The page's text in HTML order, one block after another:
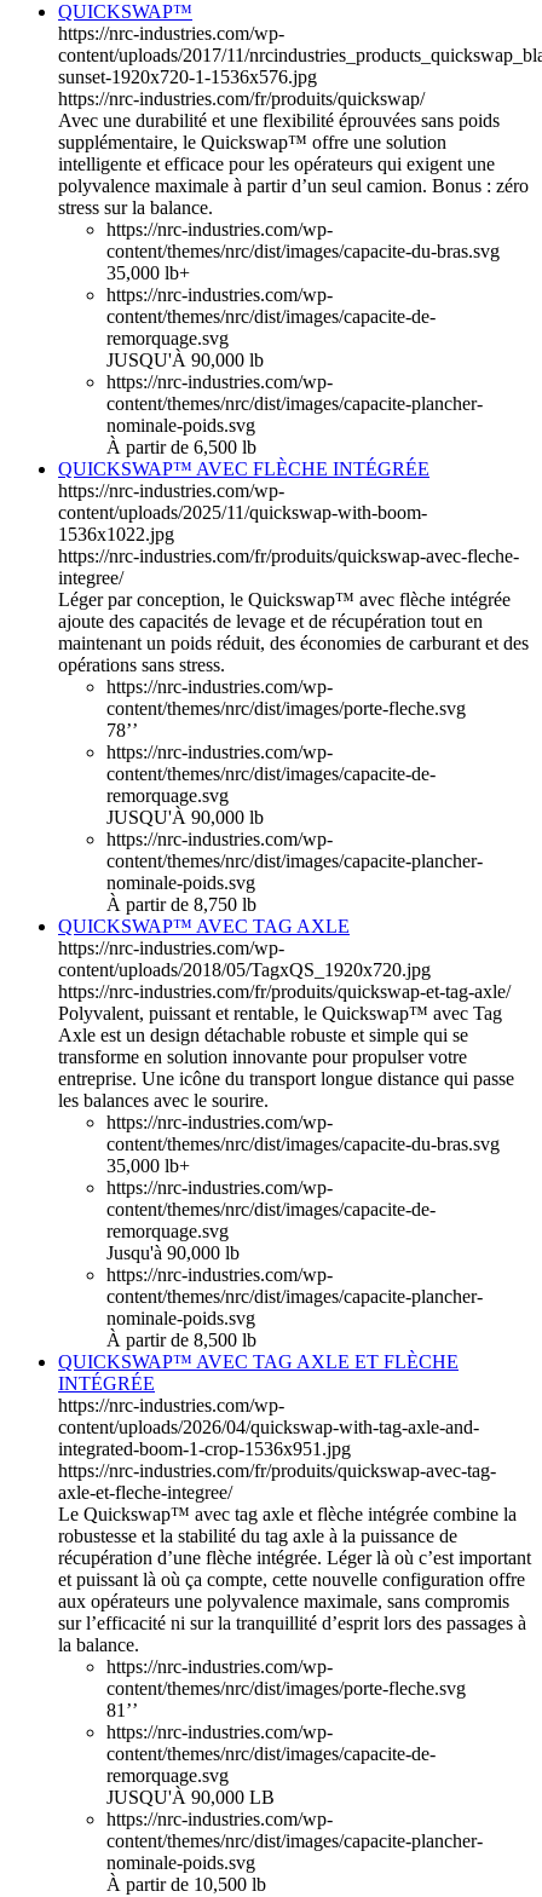
QUICKSWAP™
https://nrc-industries.com/wp-
content/uploads/2017/11/
sunset-1920x720-1-1536x576.jpg
https://nrc-industries.com/fr/produits/quickswap/
Avec une durabilité et une flexibilité éprouvées sans poids
supplémentaire, le Quickswap™ offre une solution
intelligente et efficace pour les opérateurs qui exigent une
polyvalence maximale à partir d’un seul camion. Bonus : zéro
stress sur la balance.
https://nrc-industries.com/wp-
content/themes/nrc/dist/images/capacite-du-bras.svg
35,000 lb+
https://nrc-industries.com/wp-
content/themes/nrc/dist/images/capacite-de-
remorquage.svg
JUSQU'À 90,000 lb
https://nrc-industries.com/wp-
content/themes/nrc/dist/images/capacite-plancher-
nominale-poids.svg
À partir de 6,500 lb
QUICKSWAP™ AVEC FLÈCHE INTÉGRÉE
https://nrc-industries.com/wp-
content/uploads/2025/11/quickswap-with-boom-
1536x1022.jpg
https://nrc-industries.com/fr/produits/quickswap-avec-fleche-
integree/
Léger par conception, le Quickswap™ avec flèche intégrée
ajoute des capacités de levage et de récupération tout en
maintenant un poids réduit, des économies de carburant et des
opérations sans stress.
https://nrc-industries.com/wp-
content/themes/nrc/dist/images/porte-fleche.svg
78’’
https://nrc-industries.com/wp-
content/themes/nrc/dist/images/capacite-de-
remorquage.svg
JUSQU'À 90,000 lb
https://nrc-industries.com/wp-
content/themes/nrc/dist/images/capacite-plancher-
nominale-poids.svg
À partir de 8,750 lb
QUICKSWAP™ AVEC TAG AXLE
https://nrc-industries.com/wp-
content/uploads/2018/05/TagxQS_1920x720.jpg
https://nrc-industries.com/fr/produits/quickswap-et-tag-axle/
Polyvalent, puissant et rentable, le Quickswap™ avec Tag
Axle est un design détachable robuste et simple qui se
transforme en solution innovante pour propulser votre
entreprise. Une icône du transport longue distance qui passe
les balances avec le sourire.
https://nrc-industries.com/wp-
content/themes/nrc/dist/images/capacite-du-bras.svg
35,000 lb+
https://nrc-industries.com/wp-
content/themes/nrc/dist/images/capacite-de-
remorquage.svg
Jusqu'à 90,000 lb
https://nrc-industries.com/wp-
content/themes/nrc/dist/images/capacite-plancher-
nominale-poids.svg
À partir de 8,500 lb
QUICKSWAP™ AVEC TAG AXLE ET FLÈCHE
INTÉGRÉE
https://nrc-industries.com/wp-
content/uploads/2026/04/quickswap-with-tag-axle-and-
integrated-boom-1-crop-1536x951.jpg
https://nrc-industries.com/fr/produits/quickswap-avec-tag-
axle-et-fleche-integree/
Le Quickswap™ avec tag axle et flèche intégrée combine la
robustesse et la stabilité du tag axle à la puissance de
récupération d’une flèche intégrée. Léger là où c’est important
et puissant là où ça compte, cette nouvelle configuration offre
aux opérateurs une polyvalence maximale, sans compromis
sur l’efficacité ni sur la tranquillité d’esprit lors des passages à
la balance.
https://nrc-industries.com/wp-
content/themes/nrc/dist/images/porte-fleche.svg
81’’
https://nrc-industries.com/wp-
content/themes/nrc/dist/images/capacite-de-
remorquage.svg
JUSQU'À 90,000 LB
https://nrc-industries.com/wp-
content/themes/nrc/dist/images/capacite-plancher-
nominale-poids.svg
À partir de 10,500 lb